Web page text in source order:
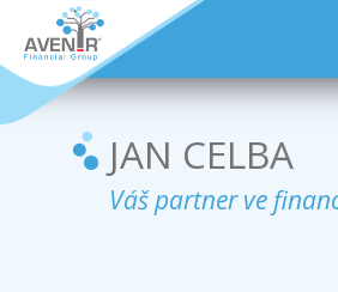
JAN CELBA
Váš partner ve